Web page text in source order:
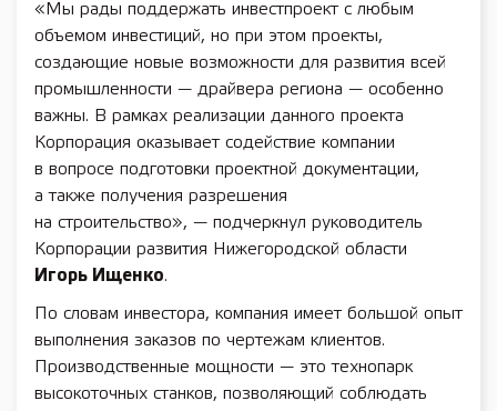
«Мы рады поддержать инвестпроект с любым
объемом инвестиций, но при этом проекты,
создающие новые возможности для развития всей
промышленности — драйвера региона — особенно
важны. В рамках реализации данного проекта
Корпорация оказывает содействие компании
в вопросе подготовки проектной документации,
а также получения разрешения
на строительство», — подчеркнул руководитель
Корпорации развития Нижегородской области
Игорь Ищенко.
По словам инвестора, компания имеет большой опыт
выполнения заказов по чертежам клиентов.
Производственные мощности — это технопарк
высокоточных станков, позволяющий соблюдать